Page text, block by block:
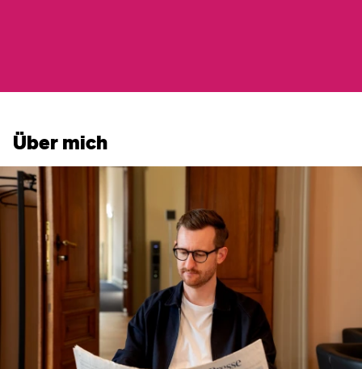
Über mich